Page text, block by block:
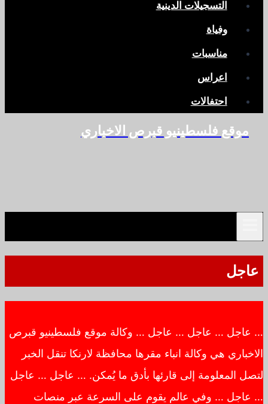
التسجيلات الدينية
وفياة
مناسبات
اعراس
احتفالات
موقع فلسطينيو قبرص الاخباري
عاجل
… عاجل … عاجل … عاجل … وكالة موقع فلسطينيو قبرص
الاخباري هي وكالة انباء مقرها محافظة لارنكا تنقل الخبر
لتصل المعلومة إلى قارئها بأدق ما يُمكن. … عاجل … عاجل
… عاجل … وفي عالم يقوم على السرعة عبر منصات